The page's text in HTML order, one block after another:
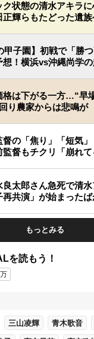
ク状態の清水アキラ
正輝らもたどった遺
甲子園】初戦で「勝
想！横浜vs沖縄尚学
格は下がる一方…“早
り農家からは悲鳴が
督の「焦り」「短気
督もチクリ「崩れて
良太郎さん急死で清
再共演」が始まった
もっとみる
を読もう！
三山凌輝 青木歌音